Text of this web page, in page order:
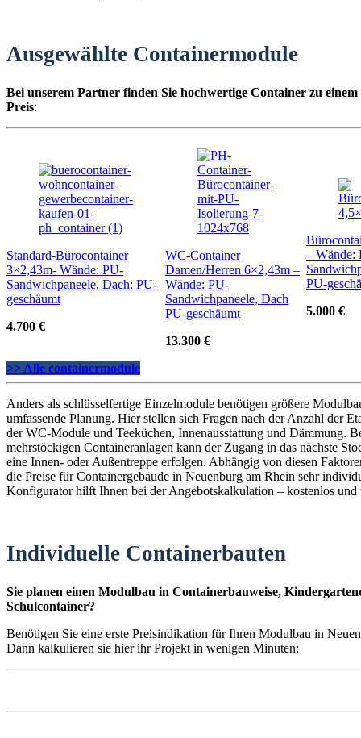
Ausgewählte Containermodule
Bei unserem Partner finden Sie hochwertige Container zu einem
Preis:
Standard-Bürocontainer
3×2,43m- Wände: PU-
Sandwichpaneele, Dach: PU-
geschäumt
4.700 €
WC-Container
Damen/Herren 6×2,43m –
Wände: PU-
Sandwichpaneele, Dach
PU-geschäumt
13.300 €
– Wände:
PU-
5.000 €
>> Alle containermodule
Anders als schlüsselfertige Einzelmodule benötigen größere
umfassende Planung. Hier stellen sich Fragen nach der Anzahl der
der WC-Module und Teeküchen, Innenausstattung und Dämmung.
mehrstöckigen Containeranlagen kann der Zugang in das nächste
eine Innen- oder Außentreppe erfolgen. Abhängig von diesen
die Preise für Containergebäude in Neuenburg am Rhein sehr
Konfigurator hilft Ihnen bei der Angebotskalkulation – kostenlos
Individuelle Containerbauten
Sie planen einen Modulbau in Containerbauweise,
Schulcontainer?
Benötigen Sie eine erste Preisindikation für Ihren Modulbau in
Dann kalkulieren sie hier ihr Projekt in wenigen Minuten: